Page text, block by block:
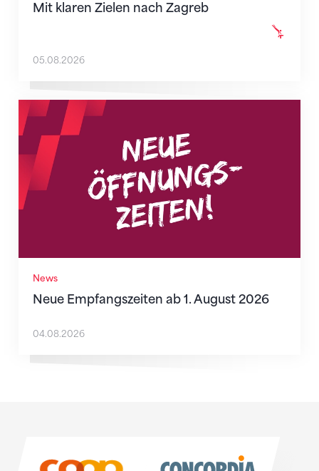
Mit klaren Zielen nach Zagreb
05.08.2026
News
Neue Empfangszeiten ab 1. August 2026
Neue Empfangszeiten ab 1. August 2026
04.08.2026